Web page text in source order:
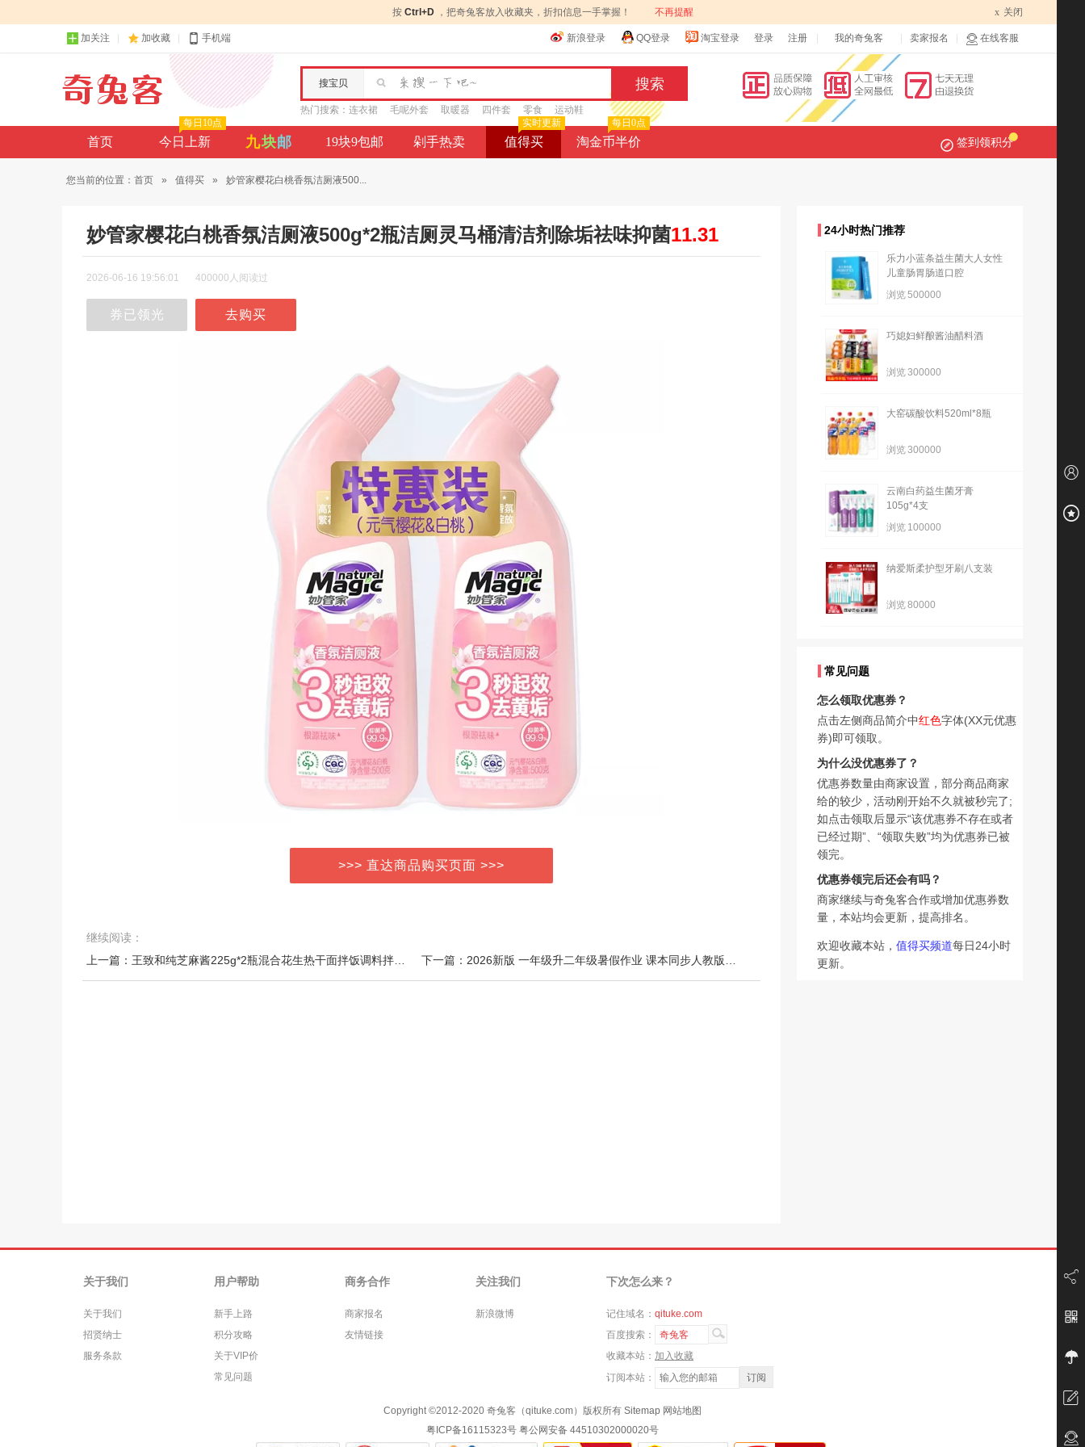
按 Ctrl+D ，把奇兔客放入收藏夹，折扣信息一手掌握！ 不再提醒 x 关闭
加关注 加收藏 手机端 新浪登录 QQ登录 淘宝登录 登录 注册 我的奇兔客 卖家报名 在线客服
搜宝贝
热门搜索： 连衣裙 毛呢外套 取暖器 四件套 零食 运动鞋
首页 今日上新
每日10点
九块邮 19块9包邮 剁手热卖 值得买
实时更新
淘金币半价
每日0点
签到领积分
您当前的位置： 首页 » 值得买 » 妙管家樱花白桃香氛洁厕液500...
妙管家樱花白桃香氛洁厕液500g*2瓶洁厕灵马桶清洁剂除垢祛味抑菌11.31
2026-06-16 19:56:01 400000人阅读过
券已领光 去购买
>>> 直达商品购买页面 >>>
继续阅读：
24小时热门推荐
乐力小蓝条益生菌大人女性
儿童肠胃肠道口腔
浏览500000
巧媳妇鲜酿酱油醋料酒
浏览300000
大窑碳酸饮料520ml*8瓶
浏览300000
云南白药益生菌牙膏
105g*4支
浏览 100000
纳爱斯柔护型牙刷八支装
浏览80000
常见问题
怎么领取优惠券？
点击左侧商品简介中红色字体(XX元优惠
券)即可领取。
为什么没优惠券了？
优惠券数量由商家设置，部分商品商家
给的较少，活动刚开始不久就被秒完了;
如点击领取后显示“该优惠券不存在或者
已经过期”、“领取失败”均为优惠券已被
领完。
优惠券领完后还会有吗？
商家继续与奇兔客合作或增加优惠券数
量，本站均会更新，提高排名。
欢迎收藏本站， 值得买频道每日24小时
更新。
关于我们
关于我们
招贤纳士
服务条款
用户帮助
新手上路
积分攻略
关于VIP价
常见问题
商务合作
商家报名
友情链接
关注我们
新浪微博
下次怎么来？
记住域名： qituke.com
百度搜索：
奇兔客
收藏本站： 加入收藏
订阅本站：
Copyright ©2012-2020 奇兔客（qituke.com）版权所有 Sitemap 网站地图
粤ICP备16115323号 粤公网安备 44510302000020号